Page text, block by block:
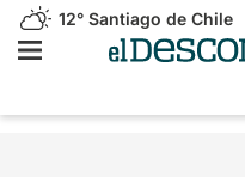
12° Santiago de Chile